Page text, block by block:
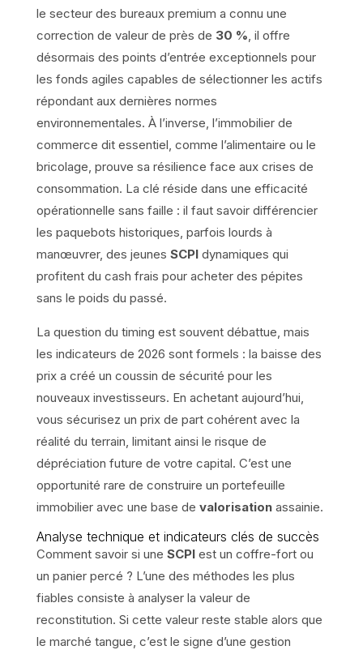
le secteur des bureaux premium a connu une
correction de valeur de près de 30 % , il offre
désormais des points d’entrée exceptionnels pour
les fonds agiles capables de sélectionner les actifs
répondant aux dernières normes
environnementales. À l’inverse, l’immobilier de
commerce dit essentiel, comme l’alimentaire ou le
bricolage, prouve sa résilience face aux crises de
consommation. La clé réside dans une efficacité
opérationnelle sans faille : il faut savoir différencier
les paquebots historiques, parfois lourds à
manœuvrer, des jeunes SCPIdynamiques qui
profitent du cash frais pour acheter des pépites
sans le poids du passé.
La question du timing est souvent débattue, mais
les indicateurs de 2026 sont formels : la baisse des
prix a créé un coussin de sécurité pour les
nouveaux investisseurs. En achetant aujourd’hui,
vous sécurisez un prix de part cohérent avec la
réalité du terrain, limitant ainsi le risque de
dépréciation future de votre capital. C’est une
opportunité rare de construire un portefeuille
immobilier avec une base de valorisationassainie.
Analyse technique et indicateurs clés de succès
Comment savoir si une SCPIest un coffre-fort ou
un panier percé ? L’une des méthodes les plus
fiables consiste à analyser la valeur de
reconstitution. Si cette valeur reste stable alors que
le marché tangue, c’est le signe d’une gestion